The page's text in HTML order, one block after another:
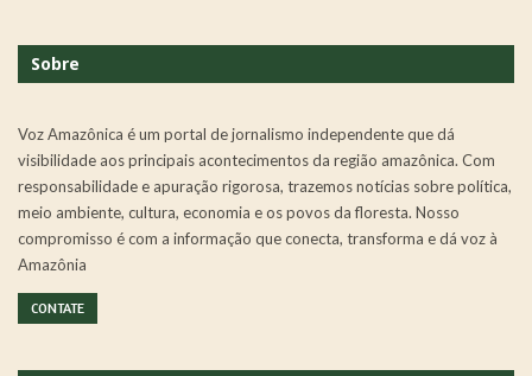
Sobre
Voz Amazônica é um portal de jornalismo independente que dá
visibilidade aos principais acontecimentos da região amazônica. Com
responsabilidade e apuração rigorosa, trazemos notícias sobre política,
meio ambiente, cultura, economia e os povos da floresta. Nosso
compromisso é com a informação que conecta, transforma e dá voz à
Amazônia
CONTATE